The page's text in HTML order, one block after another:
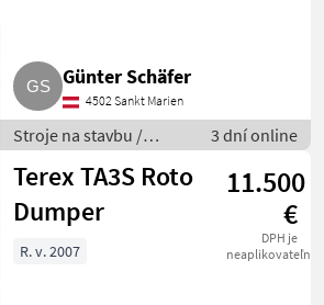
Inzeráty
Günter Schäfer
4502 Sankt Marien
Stroje na stavbu /
Sklápacie vozidlo
3 dní online
Terex TA3S Roto
Dumper
11.500
€
DPH je
neaplikovateľné
R. v. 2007